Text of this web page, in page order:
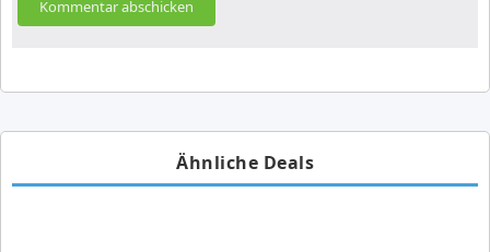
Ähnliche Deals